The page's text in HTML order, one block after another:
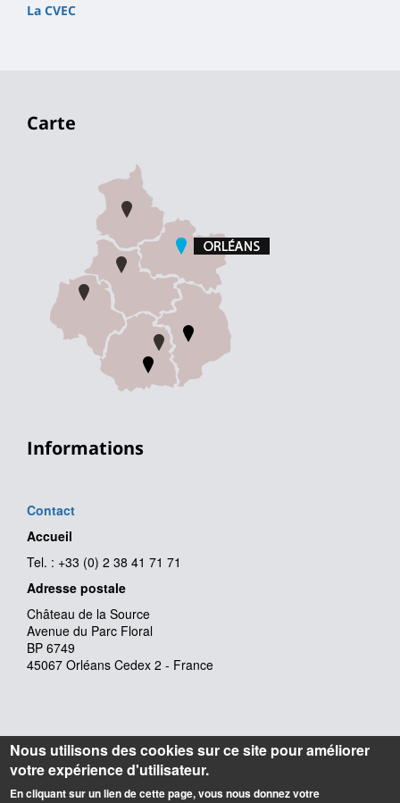
La CVEC
Carte
Informations
Contact
Accueil
Tel. : +33 (0) 2 38 41 71 71
Adresse postale
Château de la Source
Avenue du Parc Floral
BP 6749
45067 Orléans Cedex 2 - France
Nous utilisons des cookies sur ce site pour améliorer
votre expérience d'utilisateur.
En cliquant sur un lien de cette page, vous nous donnez votre